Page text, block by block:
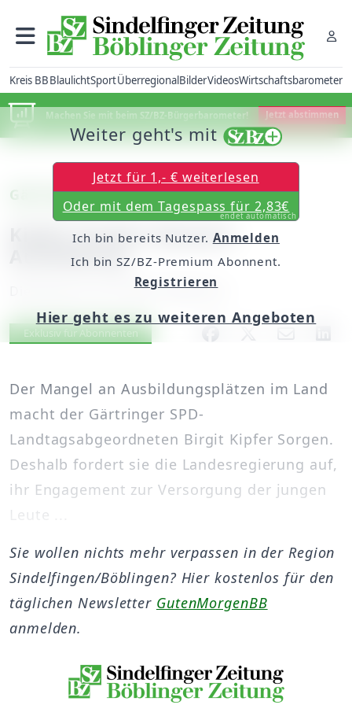
Kreis BBBlaulichtSportÜberregionalBilderVideosWirtschaftsbarometer
Machen Sie mit beim SZ/BZ-Bürgerbarometer! Jetzt abstimmen
Gärtringen
Kipfer fordert bessere
Ausbildung
Dienstag, 05. Juni 2007, 00:00 Uhr
Artikel vorlesen
Exklusiv für Abonnenten
Der Mangel an Ausbildungsplätzen im Land
macht der Gärtringer SPD-
Landtagsabgeordneten Birgit Kipfer Sorgen.
Deshalb fordert sie die Landesregierung auf,
ihr Engagement zur Versorgung der jungen
Leute ...
Weiter geht's mit
Jetzt für 1,- € weiterlesen
Oder mit dem Tagespass für 2,83€
endet automatisch
Ich bin bereits Nutzer. Anmelden
Ich bin SZ/BZ-Premium Abonnent.
Registrieren
Hier geht es zu weiteren Angeboten
Sie wollen nichts mehr verpassen in der Region
Sindelfingen/Böblingen? Hier kostenlos für den
täglichen Newsletter GutenMorgenBB
anmelden.